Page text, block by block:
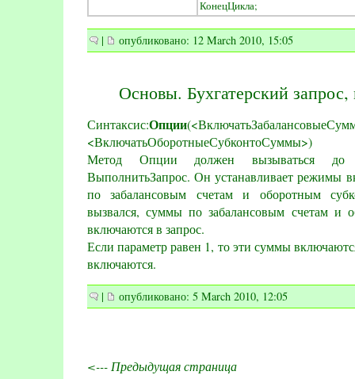
КонецЦикла;
| опубликовано: 12 March 2010, 15:05
Основы. Бухгатерский
Синтаксис:Опции
<ВключатьОборотныеСубконтоСуммы>)
Метод Опции должен вызываться до
ВыполнитьЗапрос. Он устанавливает режимы
по забалансовым счетам и оборотным
вызвался, суммы по забалансовым счетам и
включаются в запрос.
Если параметр равен 1, то эти суммы
включаются.
| опубликовано: 5 March 2010, 12:05
<--- Предыдущая страница